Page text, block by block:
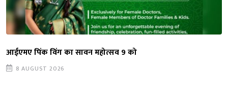
आईएमए पिंक विंग का सावन महोत्सव 9 को
8 AUGUST 2026